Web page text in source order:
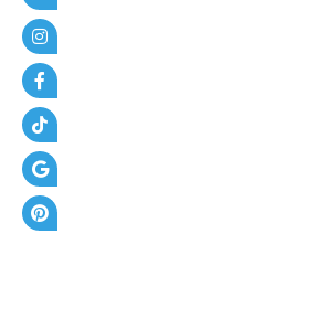
ل
ت
و
ت
ش
ط
ي
ب
ا